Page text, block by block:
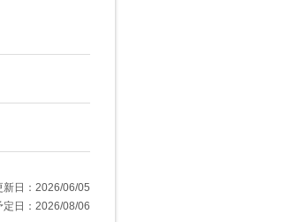
新日：2026/06/05
定日：2026/08/06